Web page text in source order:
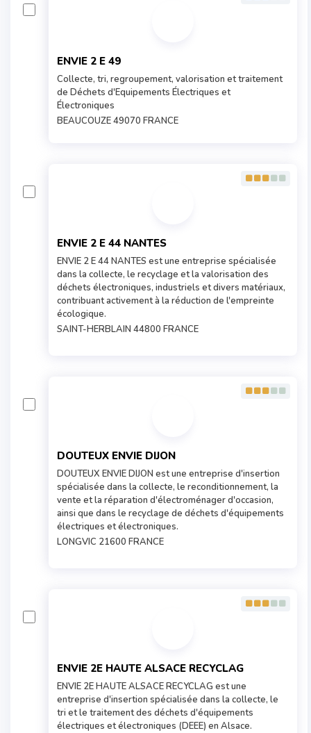
ENVIE 2 E 49
Collecte, tri, regroupement, valorisation et traitement
de Déchets d'Equipements Électriques et
Électroniques
BEAUCOUZE 49070 FRANCE
ENVIE 2 E 44 NANTES
ENVIE 2 E 44 NANTES est une entreprise spécialisée
dans la collecte, le recyclage et la valorisation des
déchets électroniques, industriels et divers matériaux,
contribuant activement à la réduction de l'empreinte
écologique.
SAINT-HERBLAIN 44800 FRANCE
DOUTEUX ENVIE DIJON
DOUTEUX ENVIE DIJON est une entreprise d'insertion
spécialisée dans la collecte, le reconditionnement, la
vente et la réparation d'électroménager d'occasion,
ainsi que dans le recyclage de déchets d'équipements
électriques et électroniques.
LONGVIC 21600 FRANCE
ENVIE 2E HAUTE ALSACE RECYCLAG
ENVIE 2E HAUTE ALSACE RECYCLAG est une
entreprise d'insertion spécialisée dans la collecte, le
tri et le traitement des déchets d'équipements
électriques et électroniques (DEEE) en Alsace.